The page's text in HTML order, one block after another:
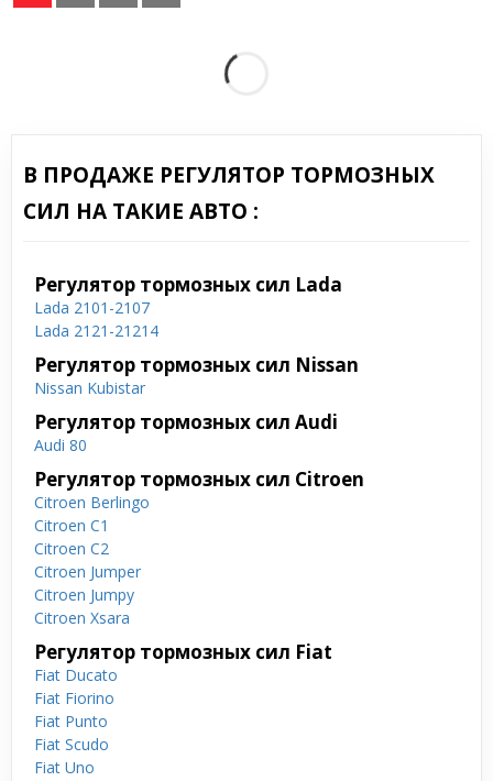
В ПРОДАЖЕ РЕГУЛЯТОР ТОРМОЗНЫХ
СИЛ НА ТАКИЕ АВТО :
Регулятор тормозных сил Lada
Lada 2101-2107
Lada 2121-21214
Регулятор тормозных сил Nissan
Nissan Kubistar
Регулятор тормозных сил Audi
Audi 80
Регулятор тормозных сил Citroen
Citroen Berlingo
Citroen C1
Citroen C2
Citroen Jumper
Citroen Jumpy
Citroen Xsara
Регулятор тормозных сил Fiat
Fiat Ducato
Fiat Fiorino
Fiat Punto
Fiat Scudo
Fiat Uno